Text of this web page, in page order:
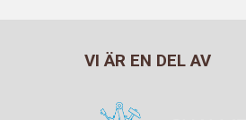
VI ÄR EN DEL AV